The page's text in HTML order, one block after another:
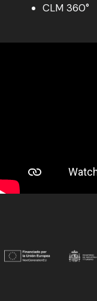
CLM 360°